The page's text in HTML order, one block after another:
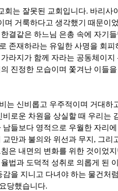
회는 잘못된 교회입니다. 바리사
며 거룩하다고 생각했기 때문이
결같은 하느님 은총 속에 자기
존재하라는 유일한 사명을 회
라지가 함께 자라는 공동체이지
진정한 모습이며 쫓겨난 이들
는 신비롭고 우주적이며 거대하
로운 차원을 상실할 때 우리는
남들보다 영적으로 우월한 자리
만과 불의와 위선과 무지 , 그리
은 내면의 변화를 위한 것이었
율법과 도덕적 성취로 의롭게 된
을 지니고 다녀야 하는 물건처
당했습니다.